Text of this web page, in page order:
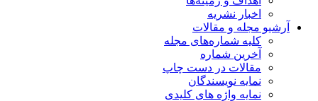
اخبار نشریه
آرشیو مجله و مقالات
کلیه شماره‌های مجله
آخرین شماره
مقالات در دست چاپ
نمایه نویسندگان
نمایه واژه های کلیدی